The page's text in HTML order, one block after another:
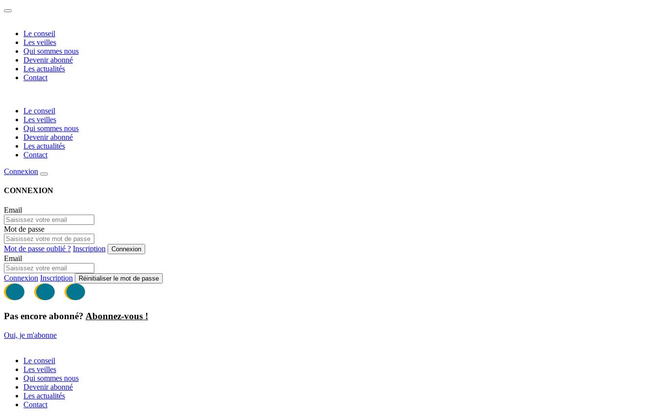
Le conseil
Les veilles
Qui sommes nous
Devenir abonné
Les actualités
Contact
Le conseil
Les veilles
Qui sommes nous
Devenir abonné
Les actualités
Contact
Connexion
CONNEXION
Email
Mot de passe
Mot de passe oublié ? Inscription Connexion
Email
Connexion Inscription Réinitialiser le mot de passe
Pas encore abonné? Abonnez-vous !
Oui, je m'abonne
Le conseil
Les veilles
Qui sommes nous
Devenir abonné
Les actualités
Contact